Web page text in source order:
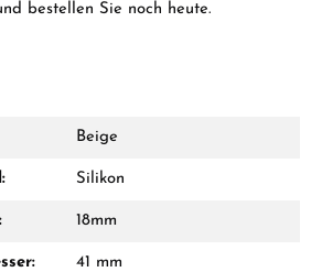
bestellen Sie noch heute.
Beige
Silikon
18mm
41 mm